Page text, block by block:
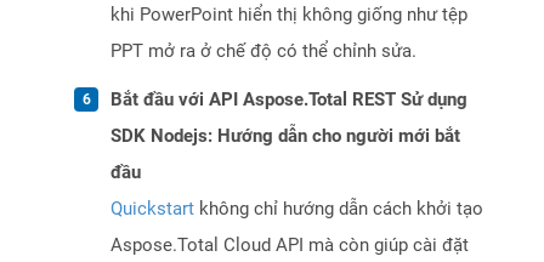
khi PowerPoint hiển thị không giống như tệp
PPT mở ra ở chế độ có thể chỉnh sửa.
Bắt đầu với API Aspose.Total REST Sử dụng
SDK Nodejs: Hướng dẫn cho người mới bắt
đầu
Quickstart không chỉ hướng dẫn cách khởi tạo
Aspose.Total Cloud API mà còn giúp cài đặt